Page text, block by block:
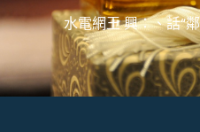
水電網王 興：、話“